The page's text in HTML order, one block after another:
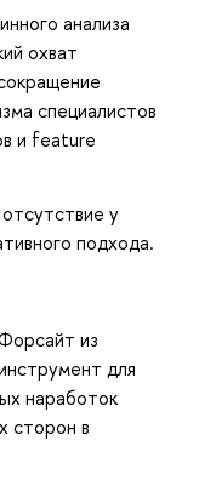
анализа
охват
специалистов
и feature
у
подхода.
из
для
наработок
сторон в